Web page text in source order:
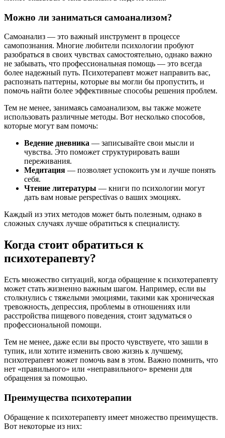
Можно ли заниматься самоанализом?
Самоанализ — это важный инструмент в процессе
самопознания. Многие любители психологии пробуют
разобраться в своих чувствах самостоятельно, однако важно
не забывать, что профессиональная помощь — это всегда
более надежный путь. Психотерапевт может направить вас,
распознать паттерны, которые вы могли бы пропустить, и
помочь найти более эффективные способы решения проблем.
Тем не менее, занимаясь самоанализом, вы также можете
использовать различные методы. Вот несколько способов,
которые могут вам помочь:
Ведение дневника — записывайте свои мысли и
чувства. Это поможет структурировать ваши
переживания.
Медитация — позволяет успокоить ум и лучше понять
себя.
Чтение литературы — книги по психологии могут
дать вам новые perspectivas о ваших эмоциях.
Каждый из этих методов может быть полезным, однако в
сложных случаях лучше обратиться к специалисту.
Когда стоит обратиться к
психотерапевту?
Есть множество ситуаций, когда обращение к психотерапевту
может стать жизненно важным шагом. Например, если вы
столкнулись с тяжелыми эмоциями, такими как хроническая
тревожность, депрессия, проблемы в отношениях или
расстройства пищевого поведения, стоит задуматься о
профессиональной помощи.
Тем не менее, даже если вы просто чувствуете, что зашли в
тупик, или хотите изменить свою жизнь к лучшему,
психотерапевт может помочь вам в этом. Важно помнить, что
нет «правильного» или «неправильного» времени для
обращения за помощью.
Преимущества психотерапии
Обращение к психотерапевту имеет множество преимуществ.
Вот некоторые из них: